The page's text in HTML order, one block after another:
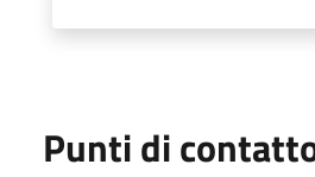
Punti di